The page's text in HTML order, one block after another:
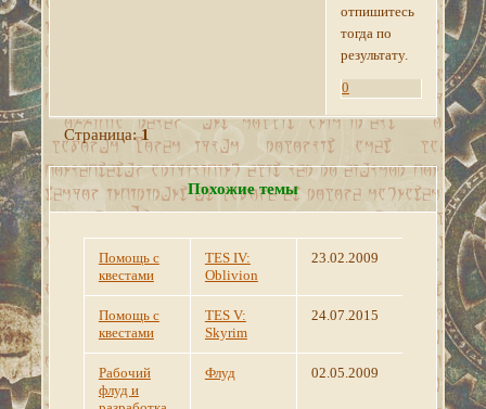
отпишитесь
тогда по
результату.
0
Страница:1
Похожие темы
Помощь с
квестами
TES IV:
Oblivion
23.02.2009
Помощь с
квестами
TES V:
Skyrim
24.07.2015
Рабочий
флуд и
Флуд 02.05.2009